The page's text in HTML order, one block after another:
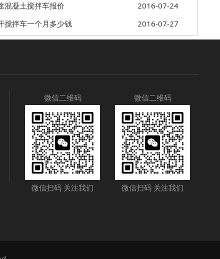
2016-07-24
混凝土搅拌车报价
2016-07-27
搅拌车一个月多少钱
微信二维码
微信扫码 关注我们
微信二维码
微信扫码 关注我们